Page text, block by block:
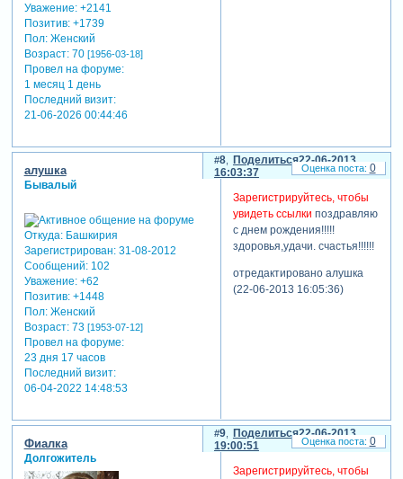
Уважение: +2141
Позитив: +1739
Пол:Женский
Возраст:70 [1956-03-18]
Провел на форуме:
1 месяц 1 день
Последний визит:
21-06-2026 00:44:46
Поделиться
8
22-06-2013
16:03:37
алушка
Бывалый
Откуда:Башкирия
Зарегистрирован: 31-08-2012
Сообщений:102
Уважение: +62
Позитив: +1448
Пол:Женский
Возраст:73 [1953-07-12]
Провел на форуме:
23 дня 17 часов
Последний визит:
06-04-2022 14:48:53
Зарегистрируйтесь, чтобы
увидеть ссылки поздравляю
с днем рождения!!!!!
здоровья,удачи. счастья!!!!!!
отредактировано алушка
(22-06-2013 16:05:36)
0
Поделиться
9
22-06-2013
19:00:51
Фиалка
Долгожитель
Зарегистрируйтесь, чтобы
0